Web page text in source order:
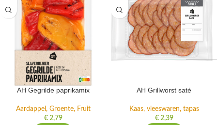
Aardappel, Groente, Fruit
Kaas, vleeswaren, tapas